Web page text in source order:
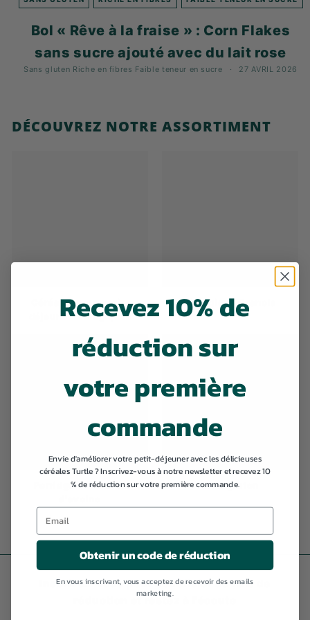
K
Bol « Rêve à la fraise » : Corn Flakes
sans sucre ajouté avec du lait rose
Sans gluten Riche en fibres Faible teneur en sucre 27 AVRIL 2026
DÉCOUVREZ NOTRE ASSORTIMENT
Céréales pour petit-
déjeuner biologiques
Biologique Granola
Porridge et flocons
Sans gluten
Inscrivez-vous pour bénéficier de 10% de
réduction et restez à l'écoute
Recevez 10% de
réduction sur
votre première
commande
Envie d'améliorer votre petit-déjeuner avec les délicieuses
céréales Turtle ? Inscrivez-vous à notre newsletter et recevez 10
% de réduction sur votre première commande.
Obtenir un code de réduction
En vous inscrivant, vous acceptez de recevoir des emails
marketing.